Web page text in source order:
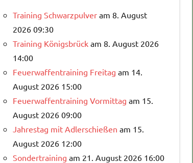
Training Schwarzpulver am 8. August
2026 09:30
Training Königsbrück am 8. August 2026
14:00
Feuerwaffentraining Freitag am 14.
August 2026 15:00
Feuerwaffentraining Vormittag am 15.
August 2026 09:00
Jahrestag mit Adlerschießen am 15.
August 2026 12:00
Sondertraining am 21. August 2026 16:00